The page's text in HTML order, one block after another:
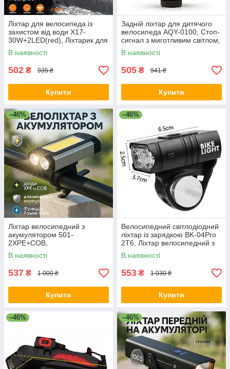
Ліхтар для велосипеда із
захистом від води X17-
30W+2LED(red), Ліхтарик для
велосипеда DF-56
В наявності
502 ₴ 935 ₴
Купити
Задній ліхтар для дитячого
велосипеда AQY-0100, Стоп-
сигнал з миготливим світлом,
Ліхтар задній вело TI-11
В наявності
505 ₴ 941 ₴
Купити
–46%
Ліхтар велосипедний з
акумулятором 501-
2XPE+COB,
Водонепроникний
велоліхтар, Ліхтарик
В наявності
537 ₴ 1 000 ₴
Купити
–46%
Велосипедний світлодіодний
ліхтар із зарядкою BK-04Pro
2T6, Ліхтар велосипедний з
акумулятором XI-90
В наявності
553 ₴ 1 030 ₴
Купити
–46% –46%